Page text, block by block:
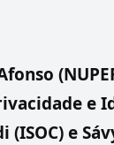
e
e